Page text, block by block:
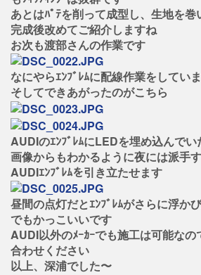
あとはﾊﾟﾃを削って成型し、生地を
完成後改めてご紹介しますね
お次も渡部さんの作業です
なにやらｴﾝﾌﾞﾚﾑに配線作業をしてい
そしてできあがったのがこちら
AUDIのｴﾝﾌﾞﾚﾑにLEDを埋め込んでい
画像からもわかるように夜には派手
AUDIｴﾝﾌﾞﾚﾑを引き立たせます
昼間の点灯だとｴﾝﾌﾞﾚﾑがさらに浮か
でもかっこいいです
AUDI以外のﾒｰｶｰでも施工は可能な
合わせください
以上、深浦でした〜